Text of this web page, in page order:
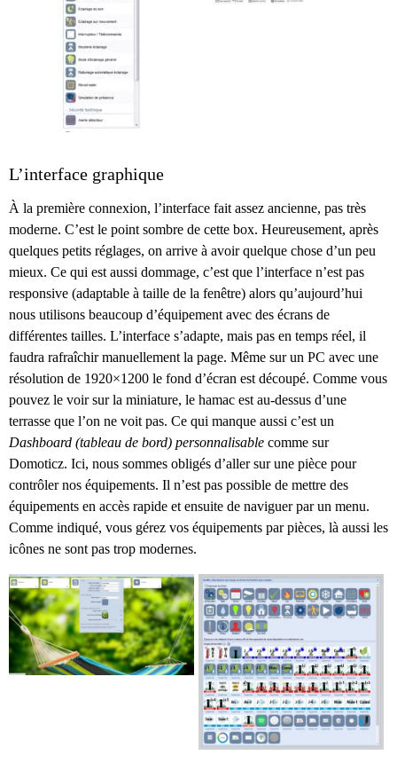
L’interface graphique
À la première connexion, l’interface fait assez ancienne, pas très
moderne. C’est le point sombre de cette box. Heureusement, après
quelques petits réglages, on arrive à avoir quelque chose d’un peu
mieux. Ce qui est aussi dommage, c’est que l’interface n’est pas
responsive (adaptable à taille de la fenêtre) alors qu’aujourd’hui
nous utilisons beaucoup d’équipement avec des écrans de
différentes tailles. L’interface s’adapte, mais pas en temps réel, il
faudra rafraîchir manuellement la page. Même sur un PC avec une
résolution de 1920×1200 le fond d’écran est découpé. Comme vous
pouvez le voir sur la miniature, le hamac est au-dessus d’une
terrasse que l’on ne voit pas. Ce qui manque aussi c’est un
Dashboard (tableau de bord) personnalisable comme sur
Domoticz. Ici, nous sommes obligés d’aller sur une pièce pour
contrôler nos équipements. Il n’est pas possible de mettre des
équipements en accès rapide et ensuite de naviguer par un menu.
Comme indiqué, vous gérez vos équipements par pièces, là aussi les
icônes ne sont pas trop modernes.